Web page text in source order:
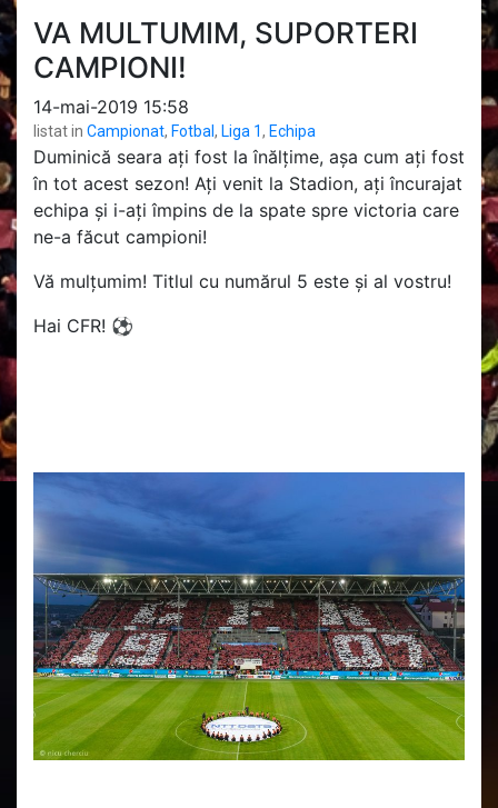
VA MULTUMIM, SUPORTERI
CAMPIONI!
14-mai-2019 15:58
listat in Campionat, Fotbal , Liga 1, Echipa
Duminică seara ați fost la înălțime, așa cum ați fost
în tot acest sezon! Ați venit la Stadion, ați încurajat
echipa și i-ați împins de la spate spre victoria care
ne-a făcut campioni!
Vă mulțumim! Titlul cu numărul 5 este și al vostru!
Hai CFR! ⚽